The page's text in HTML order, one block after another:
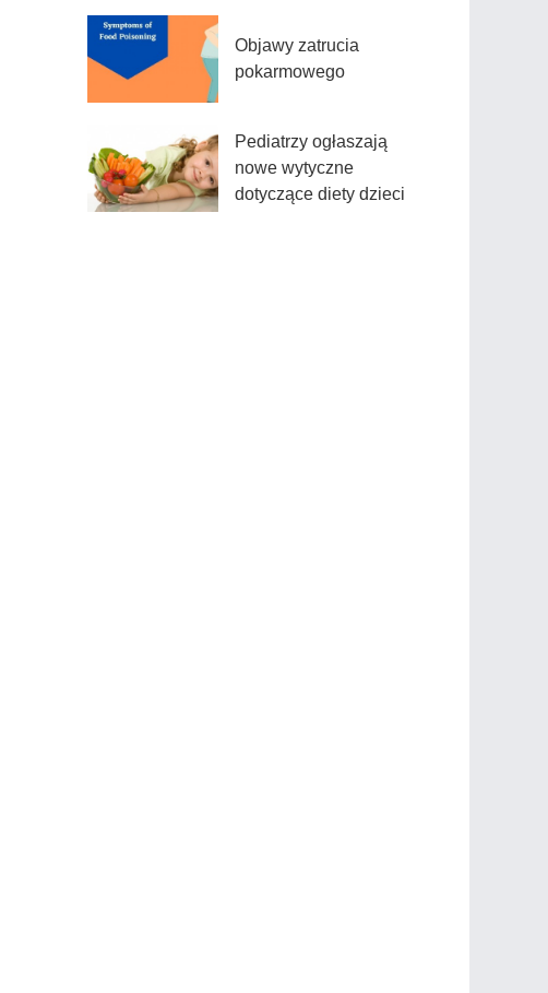
Objawy zatrucia
pokarmowego
Pediatrzy ogłaszają
nowe wytyczne
dotyczące diety dzieci